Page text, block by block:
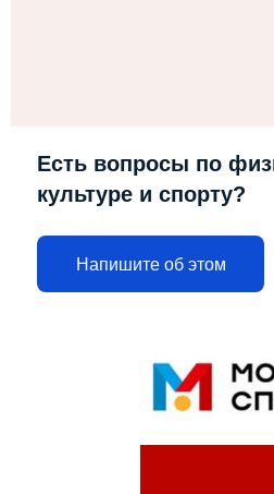
Есть вопросы по
культуре и спорту?
Напишите об этом